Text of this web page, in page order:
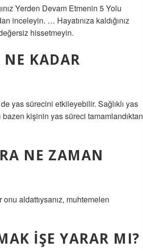
Yerden Devam Etmenin 5 Yolu
inceleyin. … Hayatınıza kaldığınız
hissetmeyin.
KADAR
yas sürecini etkileyebilir. Sağlıklı yas
bazen kişinin yas süreci tamamlandıktan
NE ZAMAN
aldattıysanız, muhtemelen
IŞE YARAR MI?